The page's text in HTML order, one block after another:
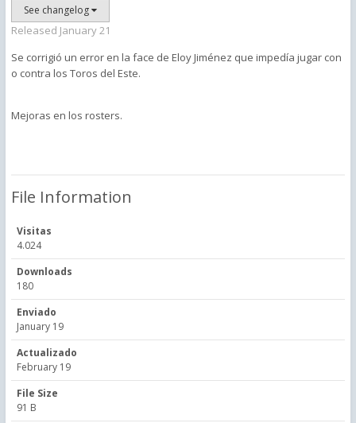
See changelog
Released January 21
Se corrigió un error en la face de Eloy Jiménez que impedía jugar con
o contra los Toros del Este.
Mejoras en los rosters.
File Information
Visitas
4.024
Downloads
180
Enviado
January 19
Actualizado
February 19
File Size
91 B